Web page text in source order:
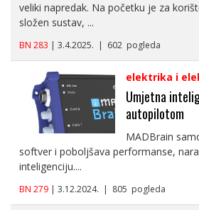
veliki napredak. Na početku je za
složen sustav, ...
BN 283 | 3.4.2025. | 602 pogleda
elektrika i
Umjetna
autopilotom
MADBrain
softver i poboljšava performanse,
inteligenciju....
BN 279 | 3.12.2024. | 805 pogleda